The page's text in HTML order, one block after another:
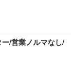
/営業ノルマなし/